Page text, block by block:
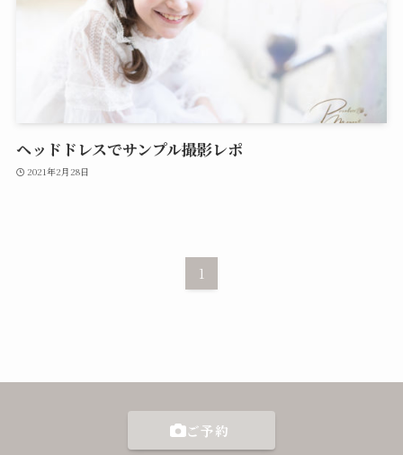
ヘッドドレスでサンプル撮影レポ
2021年2月28日
1
ご予約